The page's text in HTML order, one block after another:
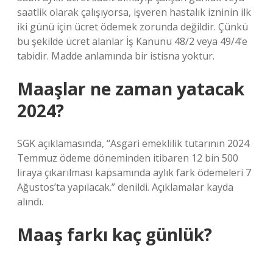
saatlik olarak çalışıyorsa, işveren hastalık izninin ilk
iki günü için ücret ödemek zorunda değildir. Çünkü
bu şekilde ücret alanlar İş Kanunu 48/2 veya 49/4’e
tabidir. Madde anlamında bir istisna yoktur.
Maaşlar ne zaman yatacak
2024?
SGK açıklamasında, “Asgari emeklilik tutarının 2024
Temmuz ödeme döneminden itibaren 12 bin 500
liraya çıkarılması kapsamında aylık fark ödemeleri 7
Ağustos’ta yapılacak.” denildi. Açıklamalar kayda
alındı.
Maaş farkı kaç günlük?